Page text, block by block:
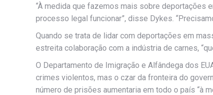
“À medida que fazemos mais sobre deportações
processo legal funcionar”, disse Dykes.
Quando se trata de lidar com deportações em
estreita colaboração com a indústria de carnes,
O Departamento de Imigração e Alfândega dos
crimes violentos, mas o czar da fronteira do
número de prisões aumentaria em todo o país “à